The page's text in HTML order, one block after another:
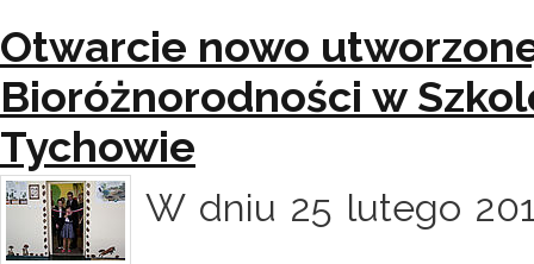
Otwarcie nowo
Bioróżnorodności w
Tychowie
W dniu 25 lutego